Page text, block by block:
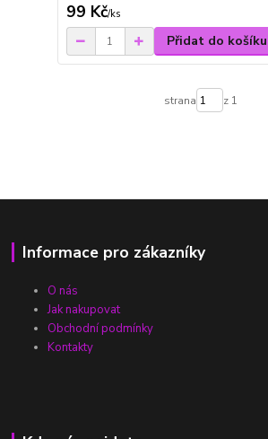
99 Kč/ks
Přidat do košíku
strana z 1
Informace pro zákazníky
O nás
Jak nakupovat
Obchodní podmínky
Kontakty